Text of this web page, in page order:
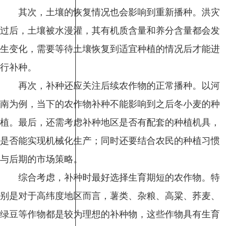
其次，土壤的恢复情况也会影响到重新播种。洪灾
过后，土壤被水漫灌，其有机质含量和养分含量都会发
生变化，需要等待土壤恢复到适宜种植的情况后才能进
行补种。
再次，补种还应关注后续农作物的正常播种。以河
南为例，当下的农作物补种不能影响到之后冬小麦的种
植。最后，还需考虑补种地区是否有配套的种植机具，
是否能实现机械化生产；同时还要结合农民的种植习惯
与后期的市场策略。
综合考虑，补种时最好选择生育期短的农作物。特
别是对于高纬度地区而言，薯类、杂粮、高粱、荞麦、
绿豆等作物都是较为理想的补种物，这些作物具有生育